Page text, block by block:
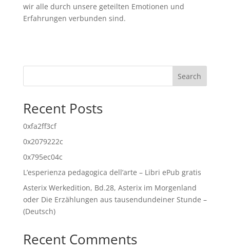
wir alle durch unsere geteilten Emotionen und
Erfahrungen verbunden sind.
Search
Recent Posts
0xfa2ff3cf
0x2079222c
0x795ec04c
L’esperienza pedagogica dell’arte – Libri ePub gratis
Asterix Werkedition, Bd.28, Asterix im Morgenland
oder Die Erzählungen aus tausendundeiner Stunde –
(Deutsch)
Recent Comments